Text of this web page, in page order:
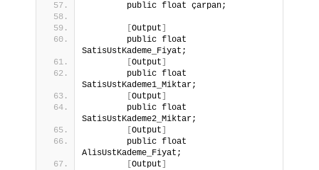
        public float çarpan;
[Output
        public float
SatisUstKademe_Fiyat;
[Output
        public float
SatisUstKademe1_Miktar;
[Output
        public float
SatisUstKademe2_Miktar;
[Output
        public float
AlisUstKademe_Fiyat;
[Output